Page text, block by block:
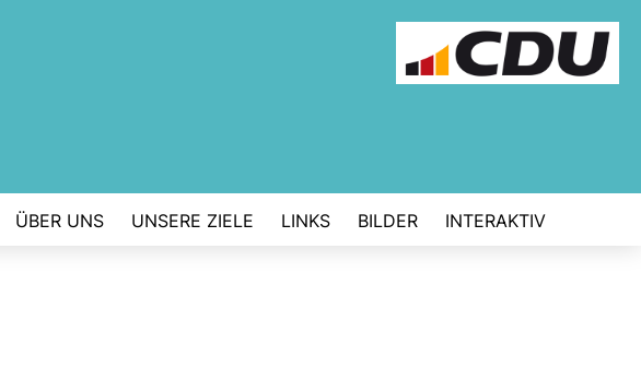
ÜBER UNS UNSERE ZIELE LINKS BILDER INTERAKTIV